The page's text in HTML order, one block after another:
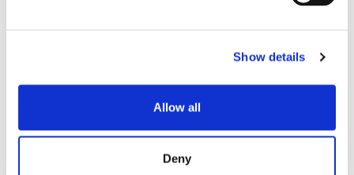
Show details
Allow all
Deny
site na Internet ou de outra forma
relacionados a tais materiais ou em
quaisquer sites vinculados a este site.
fornecedores serão responsáveis por quaisquer